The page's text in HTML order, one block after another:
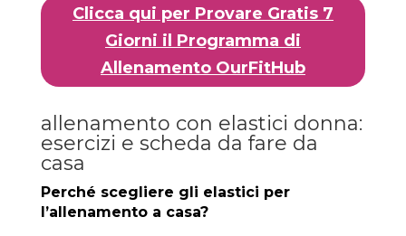
Clicca qui per Provare Gratis 7
Giorni il Programma di
Allenamento OurFitHub
allenamento con elastici donna:
esercizi e scheda da fare da
casa
Perché scegliere gli elastici per
l’allenamento a casa?